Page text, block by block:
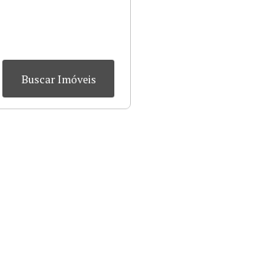
Buscar Imóveis